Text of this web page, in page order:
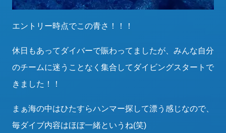
エントリー時点でこの青さ！！！
休日もあってダイバーで賑わってましたが、みんな自分
のチームに迷うことなく集合してダイビングスタートで
きました！！
まぁ海の中はひたすらハンマー探して漂う感じなので、
毎ダイブ内容はほぼ一緒というね(笑)